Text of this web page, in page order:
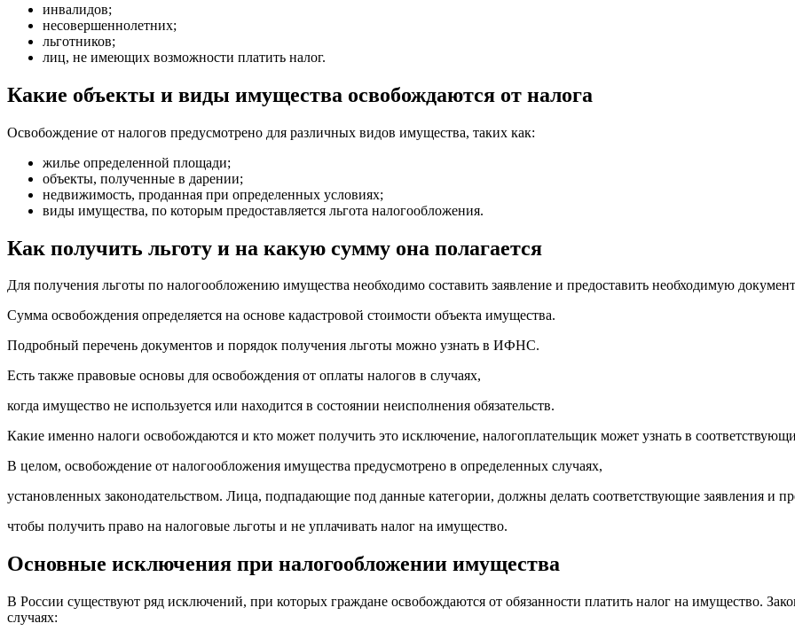
инвалидов;
несовершеннолетних;
льготников;
лиц, не имеющих возможности платить налог.
Какие объекты и виды имущества освобождаются от налога
Освобождение от налогов предусмотрено для различных видов имущества, таких как:
жилье определенной площади;
объекты, полученные в дарении;
недвижимость, проданная при определенных условиях;
виды имущества, по которым предоставляется льгота налогообложения.
Как получить льготу и на какую сумму она полагается
Для получения льготы по налогообложению имущества необходимо составить заявление и предоставить необходимую
Сумма освобождения определяется на основе кадастровой стоимости объекта имущества.
Подробный перечень документов и порядок получения льготы можно узнать в ИФНС.
Есть также правовые основы для освобождения от оплаты налогов в случаях,
когда имущество не используется или находится в состоянии неисполнения обязательств.
Какие именно налоги освобождаются и кто может получить это исключение, налогоплательщик может узнать в
В целом, освобождение от налогообложения имущества предусмотрено в определенных случаях,
установленных законодательством. Лица, подпадающие под данные категории, должны делать соответствующие заявления и
чтобы получить право на налоговые льготы и не уплачивать налог на имущество.
Основные исключения при налогообложении имущества
В России существуют ряд исключений, при которых граждане освобождаются от обязанности платить налог на имущество.
случаях: